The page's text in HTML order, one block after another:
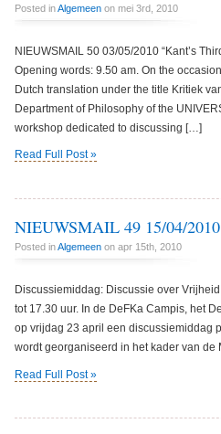
Posted inAlgemeen on mei 3rd, 2010
NIEUWSMAIL 50 03/05/2010 “Kant’s
Opening words: 9.50 am. On the
Dutch translation under the title Kritiek
Department of Philosophy of the
workshop dedicated to discussing […]
Read Full Post »
NIEUWSMAIL 49 15/04/2010
Posted inAlgemeen on apr 15th, 2010
Discussiemiddag: Discussie over
tot 17.30 uur. In de DeFKa Campis, het
op vrijdag 23 april een discussiemiddag
wordt georganiseerd in het kader van
Read Full Post »